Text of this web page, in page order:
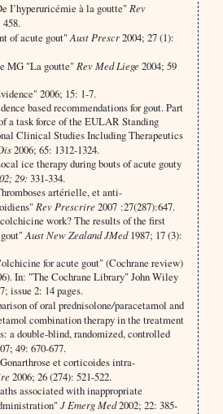
I’hyperuricémie à la goutte" Rev
458.
of acute gout"Aust Prescr2004; 27 (1):
MG "La goutte" Rev Med Liege2004; 59
2006; 15: 1-7.
based recommen­dations for gout. Part
a task force of the EULAR Standing
Clinical Studies Including Therapeutics
2006; 65: 1312-1324.
ice therapy during bouts of acute gouty
29:331-334.
artérielle, et anti-
Rev Prescrire2007 :27(287):647.
work? The results of the first
gout"Aust New Zealand JMed1987; 17 (3):
for acute gout" (Cochrane review)
In: "The Cochrane Library" John Wiley
issue 2: 14 pages.
of oral prednisolone/paracetamol and
combination therapy in the treatment
a double-blind, randomized, controlled
49: 670-677.
et corticoides intra-
2006; 26 (274): 521-522.
associated with inap­propriate
J Emerg Med2002; 22: 385-